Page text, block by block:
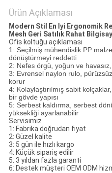
Ürün Açıklaması
Modern Stil En Iyi Ergonomik
Mesh Geri Satılık Rahat
Ofis koltuğu açıklaması
1: Seçilmiş mühendislik PP
dönüştürmeyi reddetti
2: Nefes örgü, yoğun ve
3: Evrensel naylon rulo,
korur
4: Kolaylaştırılmış sabit
bir gövde yapısı
5: Serbest kaldırma, serbest
yüksekliği ayarlanabilir
Servisimiz
1: Fabrika doğrudan fiyat
2: Güzel kalite
3: 5 gün ile hızlı kargo
4: Küçük sipariş edilir
5: 3 yıldan fazla garanti
6: Destek müşteri OEM ODM